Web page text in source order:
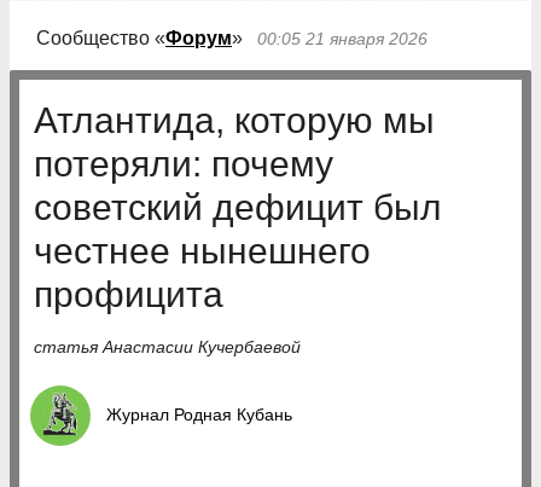
Сообщество «Форум» 00:05 21 января 2026
Атлантида, которую мы
потеряли: почему
советский дефицит был
честнее нынешнего
профицита
статья Анастасии Кучербаевой
Журнал Родная Кубань